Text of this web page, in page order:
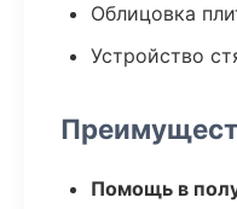
Облицовка
Устройство
Помощь в